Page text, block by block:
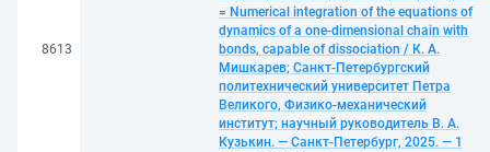
8613
= Numerical integration of the equations of
dynamics of a one-dimensional chain with
bonds, capable of dissociation / К. А.
Мишкарев; Санкт-Петербургский
политехнический университет Петра
Великого, Физико-механический
институт; научный руководитель В. А.
Кузькин. — Санкт-Петербург, 2025. — 1